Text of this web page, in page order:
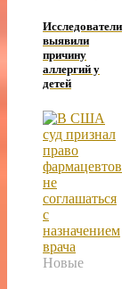
Исследователи
выявили
причину
аллергий у
детей
Новые